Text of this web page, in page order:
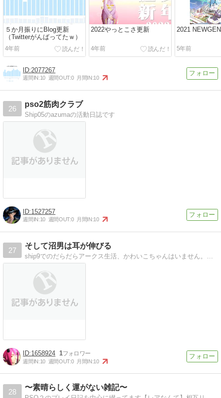
５か月振りにBlog更新
（Twitterがんばってたｗ）
4年前
2022やっとこさ更新
4年前
2021
5年前
2077267
週間IN:10 週間OUT:0 月間IN:10
26
pso2筋肉クラブ
Ship05のazumaの活動日誌です
1527257
週間IN:10 週間OUT:0 月間IN:10
27
そして沼男は耳が伸びる
1658924 1
週間IN:10 週間OUT:0 月間IN:10
28
〜素晴らしく運がない雑記〜